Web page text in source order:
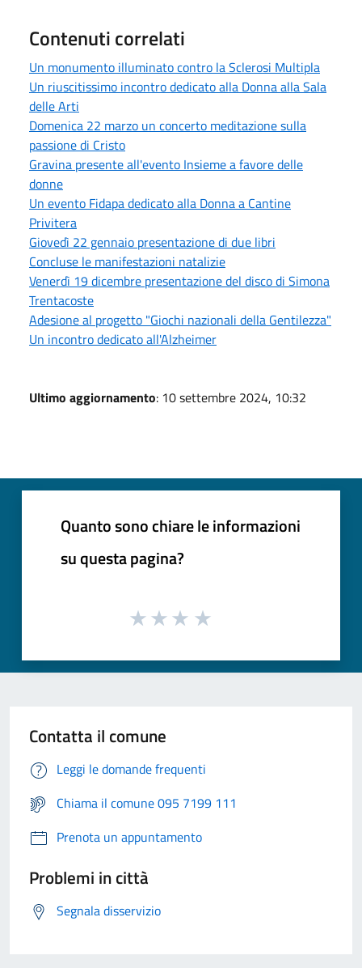
Contenuti correlati
Un monumento illuminato contro la Sclerosi Multipla
Un riuscitissimo incontro dedicato alla Donna alla Sala
delle Arti
Domenica 22 marzo un concerto meditazione sulla
passione di Cristo
Gravina presente all'evento Insieme a favore delle
donne
Un evento Fidapa dedicato alla Donna a Cantine
Privitera
Giovedì 22 gennaio presentazione di due libri
Concluse le manifestazioni natalizie
Venerdì 19 dicembre presentazione del disco di Simona
Trentacoste
Adesione al progetto "Giochi nazionali della Gentilezza"
Un incontro dedicato all'Alzheimer
Ultimo aggiornamento: 10 settembre 2024, 10:32
Quanto sono chiare le informazioni
su questa pagina?
Contatta il comune
Leggi le domande frequenti
Chiama il comune 095 7199 111
Prenota un appuntamento
Problemi in città
Segnala disservizio